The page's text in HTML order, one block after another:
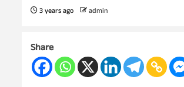
3 years ago admin
Share